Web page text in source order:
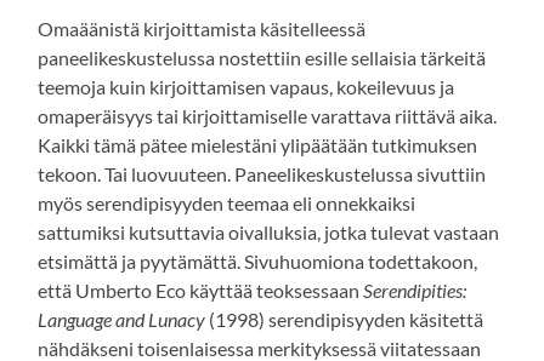
Omaäänistä kirjoittamista käsitelleessä
paneelikeskustelussa nostettiin esille sellaisia tärkeitä
teemoja kuin kirjoittamisen vapaus, kokeilevuus ja
omaperäisyys tai kirjoittamiselle varattava riittävä aika.
Kaikki tämä pätee mielestäni ylipäätään tutkimuksen
tekoon. Tai luovuuteen. Paneelikeskustelussa sivuttiin
myös serendipisyyden teemaa eli onnekkaiksi
sattumiksi kutsuttavia oivalluksia, jotka tulevat vastaan
etsimättä ja pyytämättä. Sivuhuomiona todettakoon,
että Umberto Eco käyttää teoksessaan Serendipities:
Language and Lunacy (1998) serendipisyyden käsitettä
nähdäkseni toisenlaisessa merkityksessä viitatessaan